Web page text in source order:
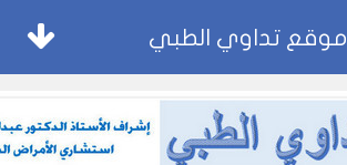
موقع تداوي الطبي